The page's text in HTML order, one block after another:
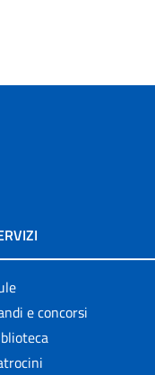
e concorsi